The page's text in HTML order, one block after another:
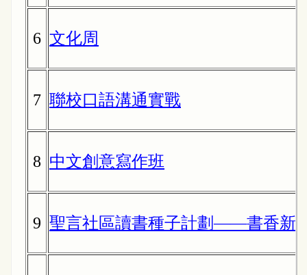
6 文化周
7 聯校口語溝通實戰
8 中文創意寫作班
9 聖言社區讀書種子計劃——書香新